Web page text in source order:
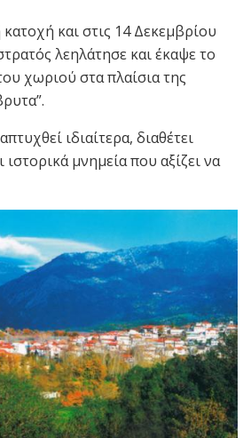
και στις 14 Δεκεμβρίου
λεηλάτησε και έκαψε το
χωριού στα πλαίσια της
ιδιαίτερα, διαθέτει
ιστορικά μνημεία που αξίζει να